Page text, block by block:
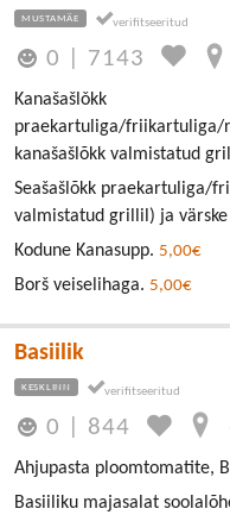
MUSTAMÄE
0 7143
Kanašašlǒkk
praekartuliga/friikartuliga/
kanašašlõkk valmistatud
Seašašlõkk praekartuliga/
valmistatud grillil) ja värske
Kodune Kanasupp. 5,00€
Borš veiselihaga. 5,00€
Basiilik
KESKLINN
0 844
Ahjupasta ploomtomatite,
Basiiliku majasalat